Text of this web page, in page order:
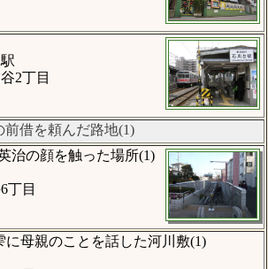
2丁目
借を頼んだ路地(1)
治の顔を触った場所(1)
丁目
に母親のことを話した河川敷(1)